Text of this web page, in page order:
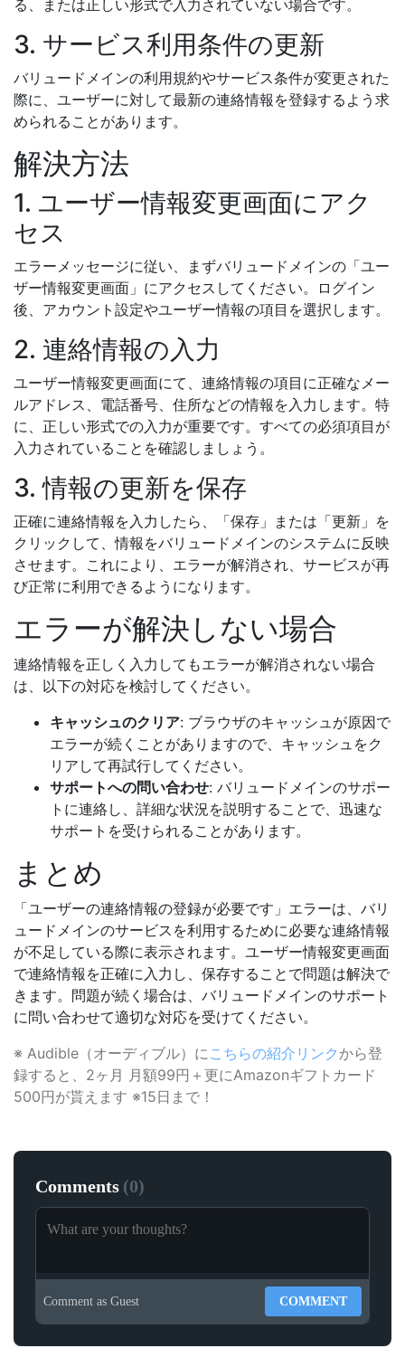
る、または正しい形式で入力されていない場合です。
3. サービス利用条件の更新
バリュードメインの利用規約やサービス条件が変更された
際に、ユーザーに対して最新の連絡情報を登録するよう求
められることがあります。
解決方法
1. ユーザー情報変更画面にアク
セス
エラーメッセージに従い、まずバリュードメインの「ユー
ザー情報変更画面」にアクセスしてください。ログイン
後、アカウント設定やユーザー情報の項目を選択します。
2. 連絡情報の入力
ユーザー情報変更画面にて、連絡情報の項目に正確なメー
ルアドレス、電話番号、住所などの情報を入力します。特
に、正しい形式での入力が重要です。すべての必須項目が
入力されていることを確認しましょう。
3. 情報の更新を保存
正確に連絡情報を入力したら、「保存」または「更新」を
クリックして、情報をバリュードメインのシステムに反映
させます。これにより、エラーが解消され、サービスが再
び正常に利用できるようになります。
エラーが解決しない場合
連絡情報を正しく入力してもエラーが解消されない場合
は、以下の対応を検討してください。
キャッシュのクリア: ブラウザのキャッシュが原因で
エラーが続くことがありますので、キャッシュをク
リアして再試行してください。
サポートへの問い合わせ: バリュードメインのサポー
トに連絡し、詳細な状況を説明することで、迅速な
サポートを受けられることがあります。
まとめ
「ユーザーの連絡情報の登録が必要です」エラーは、バリ
ュードメインのサービスを利用するために必要な連絡情報
が不足している際に表示されます。ユーザー情報変更画面
で連絡情報を正確に入力し、保存することで問題は解決で
きます。問題が続く場合は、バリュードメインのサポート
に問い合わせて適切な対応を受けてください。
※ Audible（オーディブル）にこちらの紹介リンクから登
録すると、2ヶ月 月額99円＋更にAmazonギフトカード
500円が貰えます ※15日まで！
Comments (0)
Comment as Guest COMMENT